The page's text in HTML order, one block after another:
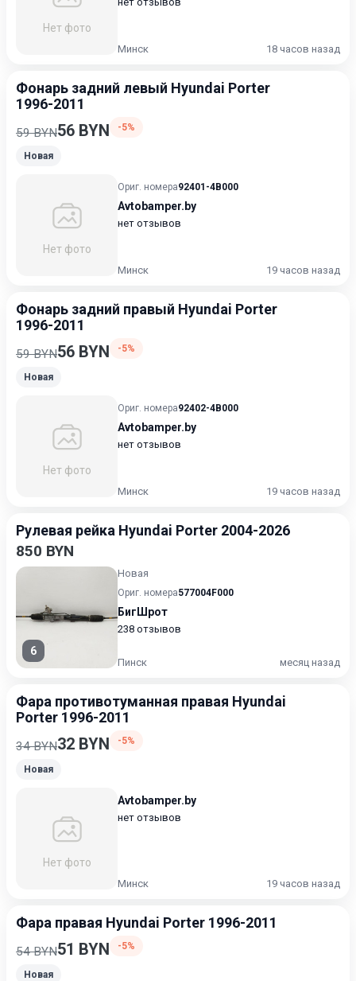
Нет фото
Минск 18 часов назад
Фонарь задний левый Hyundai Porter
1996-2011
59 BYN56 BYN -5%
Новая
Нет фото
Ориг. номера92401-4B000
Avtobamper.by
нет отзывов
Минск 19 часов назад
Фонарь задний правый Hyundai Porter
1996-2011
59 BYN56 BYN -5%
Новая
Нет фото
Ориг. номера92402-4B000
Avtobamper.by
нет отзывов
Минск 19 часов назад
Рулевая рейка Hyundai Porter 2004-2026
850 BYN
6
Новая
Ориг. номера577004F000
БигШрот
238 отзывов
Пинск месяц назад
Фара противотуманная правая Hyundai
Porter 1996-2011
34 BYN32 BYN -5%
Новая
Нет фото
Avtobamper.by
нет отзывов
Минск 19 часов назад
Фара правая Hyundai Porter 1996-2011
54 BYN51 BYN -5%
Новая